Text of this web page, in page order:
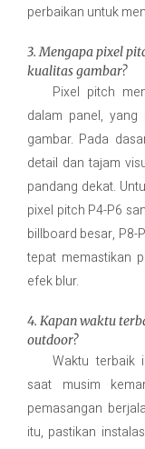
perbaikan untuk
3. Mengapa pixel
kualitas gambar?
Pixel pitch
dalam panel, yang
gambar. Pada
detail dan tajam
pandang dekat.
pixel pitch P4-P6
billboard besar, P8-
tepat memastikan
efek blur.
4. Kapan waktu
outdoor?
Waktu terbaik
saat musim
pemasangan
itu, pastikan